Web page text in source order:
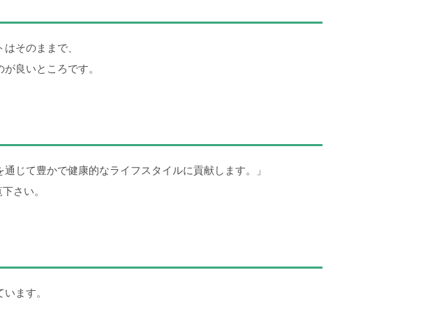
そのままで、
良いところです。
じて豊かで健康的なライフスタイルに貢献します。」
さい。
ます。